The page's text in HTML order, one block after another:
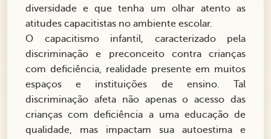
diversidade e que tenha um olhar atento as
atitudes capacitistas no ambiente escolar.
O capacitismo infantil, caracterizado pela
discriminação e preconceito contra crianças
com deficiência, realidade presente em muitos
espaços e instituições de ensino. Tal
discriminação afeta não apenas o acesso das
crianças com deficiência a uma educação de
qualidade, mas impactam sua autoestima e